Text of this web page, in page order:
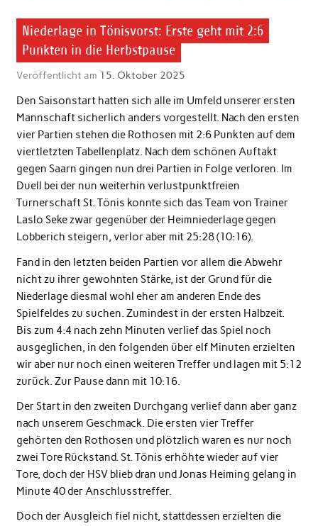
Niederlage in Tönisvorst: Erste geht mit 2:6
Punkten in die Herbstpause
Veröffentlicht am 15. Oktober 2025
Den Saisonstart hatten sich alle im Umfeld unserer ersten
Mannschaft sicherlich anders vorgestellt. Nach den ersten
vier Partien stehen die Rothosen mit 2:6 Punkten auf dem
viertletzten Tabellenplatz. Nach dem schönen Auftakt
gegen Saarn gingen nun drei Partien in Folge verloren. Im
Duell bei der nun weiterhin verlustpunktfreien
Turnerschaft St. Tönis konnte sich das Team von Trainer
Laslo Seke zwar gegenüber der Heimniederlage gegen
Lobberich steigern, verlor aber mit 25:28 (10:16).
Fand in den letzten beiden Partien vor allem die Abwehr
nicht zu ihrer gewohnten Stärke, ist der Grund für die
Niederlage diesmal wohl eher am anderen Ende des
Spielfeldes zu suchen. Zumindest in der ersten Halbzeit.
Bis zum 4:4 nach zehn Minuten verlief das Spiel noch
ausgeglichen, in den folgenden über elf Minuten erzielten
wir aber nur noch einen weiteren Treffer und lagen mit 5:12
zurück. Zur Pause dann mit 10:16.
Der Start in den zweiten Durchgang verlief dann aber ganz
nach unserem Geschmack. Die ersten vier Treffer
gehörten den Rothosen und plötzlich waren es nur noch
zwei Tore Rückstand. St. Tönis erhöhte wieder auf vier
Tore, doch der HSV blieb dran und Jonas Heiming gelang in
Minute 40 der Anschlusstreffer.
Doch der Ausgleich fiel nicht, stattdessen erzielten die